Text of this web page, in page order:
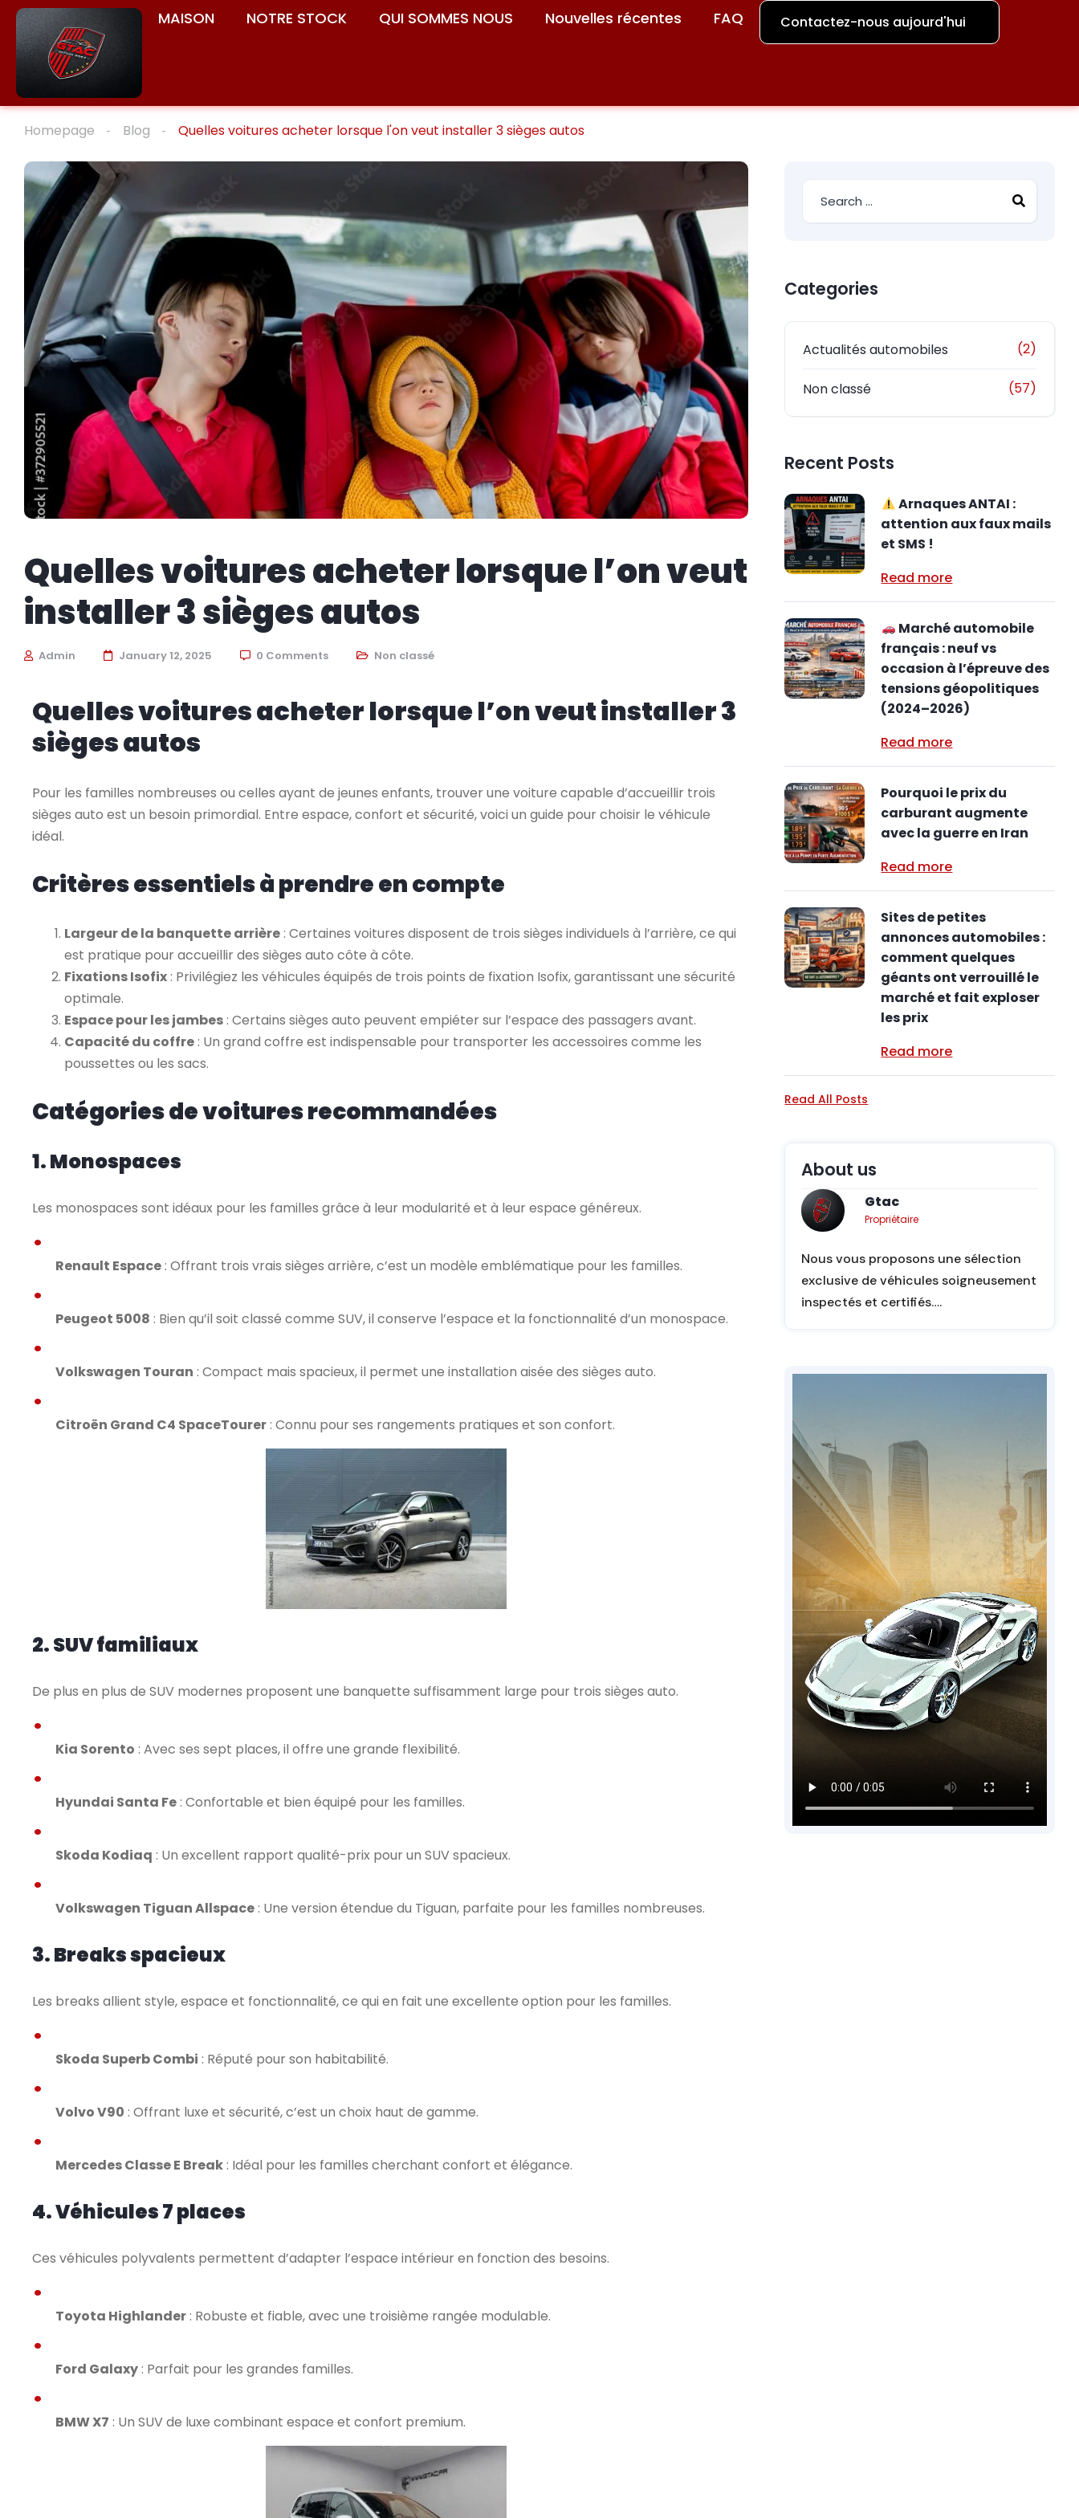
MAISON NOTRE STOCK QUI SOMMES NOUS Nouvelles récentes FAQ Contactez-nous aujourd'hui
Homepage Blog Quelles voitures acheter lorsque l'on veut installer 3 sièges autos
Quelles voitures acheter lorsque l’on veut
installer 3 sièges autos
Admin January 12, 2025 0 Comments Non classé
Quelles voitures acheter lorsque l’on veut installer 3
sièges autos
Pour les familles nombreuses ou celles ayant de jeunes enfants, trouver une voiture capable d’accueillir trois
sièges auto est un besoin primordial. Entre espace, confort et sécurité, voici un guide pour choisir le véhicule
idéal.
Critères essentiels à prendre en compte
Largeur de la banquette arrière : Certaines voitures disposent de trois sièges individuels à l’arrière, ce qui
est pratique pour accueillir des sièges auto côte à côte.
Fixations Isofix : Privilégiez les véhicules équipés de trois points de fixation Isofix, garantissant une sécurité
optimale.
Espace pour les jambes : Certains sièges auto peuvent empiéter sur l’espace des passagers avant.
Capacité du coffre : Un grand coffre est indispensable pour transporter les accessoires comme les
poussettes ou les sacs.
Catégories de voitures recommandées
1. Monospaces
Les monospaces sont idéaux pour les familles grâce à leur modularité et à leur espace généreux.
Renault Espace : Offrant trois vrais sièges arrière, c’est un modèle emblématique pour les familles.
Peugeot 5008 : Bien qu’il soit classé comme SUV, il conserve l’espace et la fonctionnalité d’un monospace.
Volkswagen Touran : Compact mais spacieux, il permet une installation aisée des sièges auto.
Citroën Grand C4 SpaceTourer : Connu pour ses rangements pratiques et son confort.
2. SUV familiaux
De plus en plus de SUV modernes proposent une banquette suffisamment large pour trois sièges auto.
Kia Sorento : Avec ses sept places, il offre une grande flexibilité.
Hyundai Santa Fe : Confortable et bien équipé pour les familles.
Skoda Kodiaq : Un excellent rapport qualité-prix pour un SUV spacieux.
Volkswagen Tiguan Allspace : Une version étendue du Tiguan, parfaite pour les familles nombreuses.
3. Breaks spacieux
Les breaks allient style, espace et fonctionnalité, ce qui en fait une excellente option pour les familles.
Skoda Superb Combi : Réputé pour son habitabilité.
Volvo V90 : Offrant luxe et sécurité, c’est un choix haut de gamme.
Mercedes Classe E Break : Idéal pour les familles cherchant confort et élégance.
4. Véhicules 7 places
Ces véhicules polyvalents permettent d’adapter l’espace intérieur en fonction des besoins.
Toyota Highlander : Robuste et fiable, avec une troisième rangée modulable.
Ford Galaxy : Parfait pour les grandes familles.
BMW X7 : Un SUV de luxe combinant espace et confort premium.
Categories
Actualités automobiles (2)
Non classé (57)
Recent Posts
Arnaques ANTAI :
attention aux faux mails
et SMS !
Read more
Marché automobile
français : neuf vs
occasion à l’épreuve des
tensions géopolitiques
(2024–2026)
Read more
Pourquoi le prix du
carburant augmente
avec la guerre en Iran
Read more
Sites de petites
annonces automobiles :
comment quelques
géants ont verrouillé le
marché et fait exploser
les prix
Read more
Read All Posts
About us
Gtac
Propriétaire
Nous vous proposons une sélection
exclusive de véhicules soigneusement
inspectés et certifiés….